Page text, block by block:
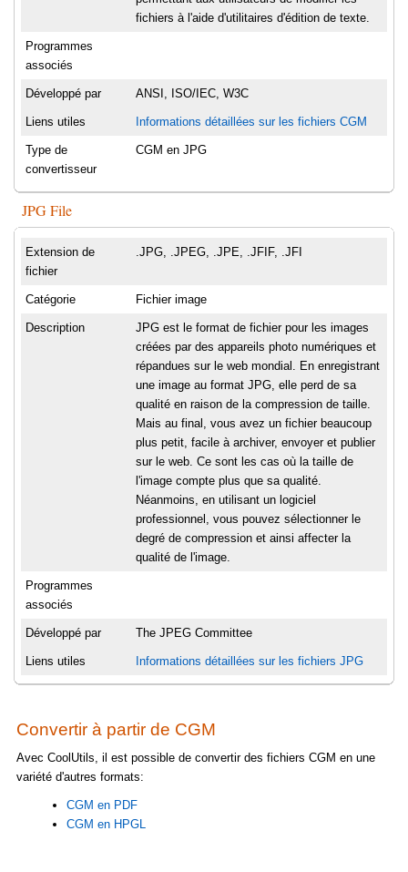
fichiers à l'aide d'utilitaires d'édition de texte.
Programmes
associés
Développé par ANSI, ISO/IEC, W3C
Liens utiles Informations détaillées sur les fichiers CGM
Type de
convertisseur
CGM en JPG
JPG File
Extension de
fichier
.JPG, .JPEG, .JPE, .JFIF, .JFI
Catégorie Fichier image
Description
JPG est le format de fichier pour les images
créées par des appareils photo numériques et
répandues sur le web mondial. En enregistrant
une image au format JPG, elle perd de sa
qualité en raison de la compression de taille.
Mais au final, vous avez un fichier beaucoup
plus petit, facile à archiver, envoyer et publier
sur le web. Ce sont les cas où la taille de
l'image compte plus que sa qualité.
Néanmoins, en utilisant un logiciel
professionnel, vous pouvez sélectionner le
degré de compression et ainsi affecter la
qualité de l'image.
Programmes
associés
Développé par The JPEG Committee
Liens utiles Informations détaillées sur les fichiers JPG
Convertir à partir de CGM
Avec CoolUtils, il est possible de convertir des fichiers CGM en une
variété d'autres formats:
CGM en PDF
CGM en HPGL